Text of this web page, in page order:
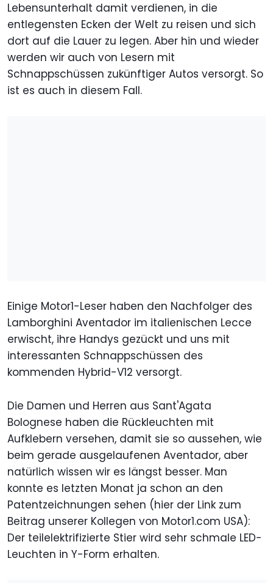
Lebensunterhalt damit verdienen, in die
entlegensten Ecken der Welt zu reisen und sich
dort auf die Lauer zu legen. Aber hin und wieder
werden wir auch von Lesern mit
Schnappschüssen zukünftiger Autos versorgt. So
ist es auch in diesem Fall.
Einige Motor1-Leser haben den Nachfolger des
Lamborghini Aventador im italienischen Lecce
erwischt, ihre Handys gezückt und uns mit
interessanten Schnappschüssen des
kommenden Hybrid-V12 versorgt.
Die Damen und Herren aus Sant'Agata
Bolognese haben die Rückleuchten mit
Aufklebern versehen, damit sie so aussehen, wie
beim gerade ausgelaufenen Aventador, aber
natürlich wissen wir es längst besser. Man
konnte es letzten Monat ja schon an den
Patentzeichnungen sehen (hier der Link zum
Beitrag unserer Kollegen von Motor1.com USA):
Der teilelektrifizierte Stier wird sehr schmale LED-
Leuchten in Y-Form erhalten.